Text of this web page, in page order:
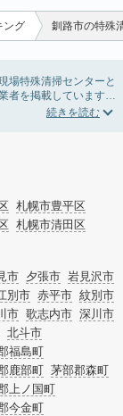
ング 釧路市の特殊
場特殊清掃センターと
者を掲載しています。
、事件・事故・自殺現
の脱臭・消臭サービス
様(賃貸家主様)、行政
札幌市豊平区
札幌市清田区
市 夕張市 岩見沢市
別市 赤平市 紋別市
市 歌志内市 深川市
北斗市
福島町
鹿部町 茅部郡森町
上ノ国町
今金町